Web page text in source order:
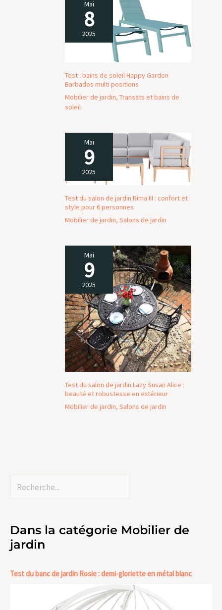
Mai
8
2025
Test : bains de soleil Happy Garden
Barbados multi positions
Mobilier de jardin, Transats et bains de
soleil
Mai
9
2025
Test du salon de jardin Rima III : confort et
style pour 6 personnes
Mobilier de jardin, Salons de jardin
Mai
9
2025
Test du salon de jardin Lazy Susan Alice :
beauté et robustesse en extérieur
Mobilier de jardin, Salons de jardin
Dans la catégorie Mobilier de
jardin
Test du banc de jardin Rosie : demi-gloriette en métal blanc